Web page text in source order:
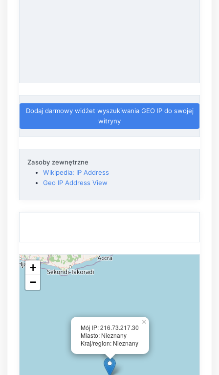
Dodaj darmowy widżet wyszukiwania GEO IP do swojej
witryny
Zasoby zewnętrzne
Wikipedia: IP Address
Geo IP Address View
Mój IP: 216.73.217.30
Miasto: Nieznany
Kraj/region: Nieznany
×
+
−